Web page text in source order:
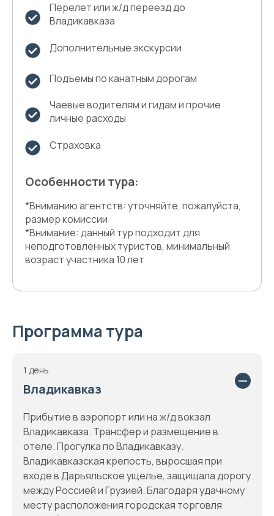
Перелет или ж/д переезд до
Владикавказа
Дополнительные экскурсии
Подъемы по канатным дорогам
Чаевые водителям и гидам и прочие
личные расходы
Страховка
Особенности тура:
*Вниманию агентств: уточняйте, пожалуйста,
размер комиссии
*Внимание: данный тур подходит для
неподготовленных туристов, минимальный
возраст участника 10 лет
Программа тура
1 день
Владикавказ
Прибытие в аэропорт или на ж/д вокзал
Владикавказа. Трансфер и размещение в
отеле. Прогулка по Владикавказу.
Владикавказская крепость, выросшая при
входе в Дарьяльское ущелье, защищала дорогу
между Россией и Грузией. Благодаря удачному
месту расположения городская торговля